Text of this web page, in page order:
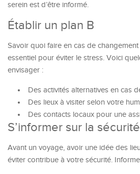
serein est d’être informé.
Établir un plan B
Savoir quoi faire en cas de
essentiel pour éviter le stress. Voici
envisager :
Des activités alternatives en cas
Des lieux à visiter selon votre
Des contacts locaux pour une
S’informer sur la sécurité
Avant un voyage, avoir une idée des
éviter contribue à votre sécurité.